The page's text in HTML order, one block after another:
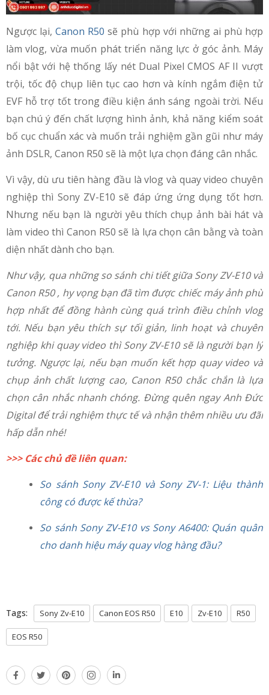
Ngược lại,Canon R50 sẽ phù hợp với những ai phù hợp
làm vlog, vừa muốn phát triển năng lực ở góc ảnh. Máy
nổi bật với hệ thống lấy nét Dual Pixel CMOS AF II vượt
trội, tốc độ chụp liên tục cao hơn và kính ngắm điện tử
EVF hỗ trợ tốt trong điều kiện ánh sáng ngoài trời. Nếu
bạn chú ý đến chất lượng hình ảnh, khả năng kiểm soát
bố cục chuẩn xác và muốn trải nghiệm gần gũi như máy
ảnh DSLR, Canon R50 sẽ là một lựa chọn đáng cân nhắc.
Vì vậy, dù ưu tiên hàng đầu là vlog và quay video chuyên
nghiệp thì Sony ZV-E10 sẽ đáp ứng ứng dụng tốt hơn.
Nhưng nếu bạn là người yêu thích chụp ảnh bài hát và
làm video thì Canon R50 sẽ là lựa chọn cân bằng và toàn
diện nhất dành cho bạn.
Như vậy, qua những so sánh chi tiết giữa Sony ZV-E10 và
Canon R50 , hy vọng bạn đã tìm được chiếc máy ảnh phù
hợp nhất để đồng hành cùng quá trình điều chỉnh vlog
tới. Nếu bạn yêu thích sự tối giản, linh hoạt và chuyên
nghiệp khi quay video thì Sony ZV-E10 sẽ là người bạn lý
tưởng. Ngược lại, nếu bạn muốn kết hợp quay video và
chụp ảnh chất lượng cao, Canon R50 chắc chắn là lựa
chọn cân nhắc nhanh chóng. Đừng quên ngay Anh Đức
Digital để trải nghiệm thực tế và nhận thêm nhiều ưu đãi
hấp dẫn nhé!
>>> Các chủ đề liên quan:
So sánh Sony ZV-E10 và Sony ZV-1: Liệu thành
công có được kế thừa?
So sánh Sony ZV-E10 vs Sony A6400: Quán quân
cho danh hiệu máy quay vlog hàng đầu?
Tags: Sony Zv-E10 Canon EOS R50 E10 Zv-E10 R50
EOS R50